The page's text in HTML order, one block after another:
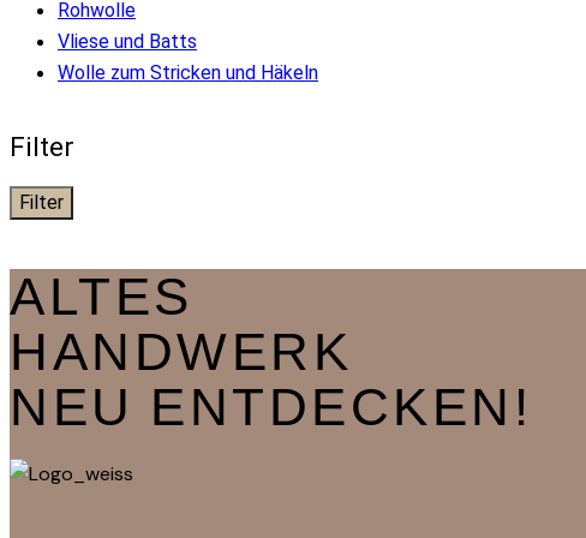
Rohwolle
Vliese und Batts
Wolle zum Stricken und Häkeln
Filter
Filter
ALTES
HANDWERK
NEU ENTDECKEN!